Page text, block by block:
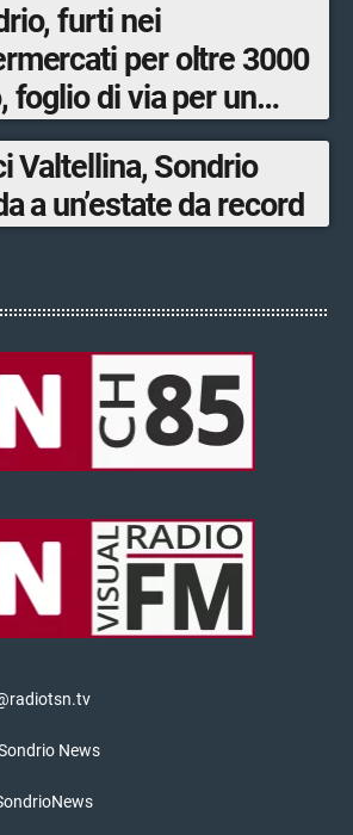
furti nei
per oltre 3000
foglio di via per un
Valtellina, Sondrio
a un’estate da record
News